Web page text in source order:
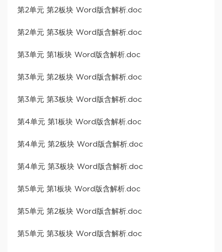
第2单元 第2板块 Word版含解析.doc
第2单元 第3板块 Word版含解析.doc
第3单元 第1板块 Word版含解析.doc
第3单元 第2板块 Word版含解析.doc
第3单元 第3板块 Word版含解析.doc
第4单元 第1板块 Word版含解析.doc
第4单元 第2板块 Word版含解析.doc
第4单元 第3板块 Word版含解析.doc
第5单元 第1板块 Word版含解析.doc
第5单元 第2板块 Word版含解析.doc
第5单元 第3板块 Word版含解析.doc